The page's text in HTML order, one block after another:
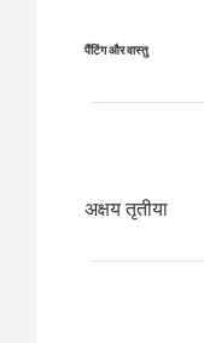
पैंटिंग और वास्तु
अक्षय तृतीया